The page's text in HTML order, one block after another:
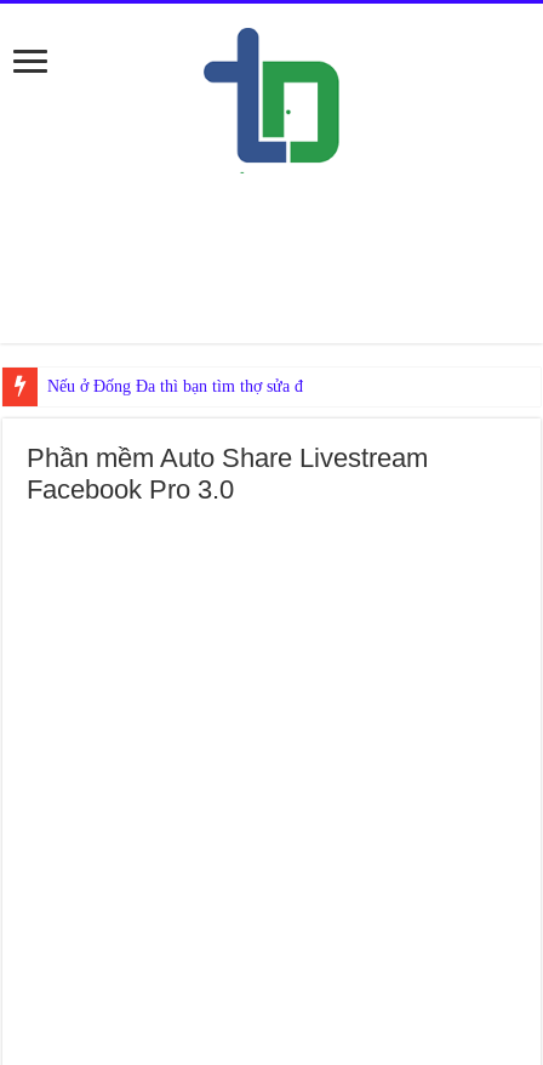
Trà Leptin Teatox giảm câ
Phần mềm Auto Share Livestream
Facebook Pro 3.0